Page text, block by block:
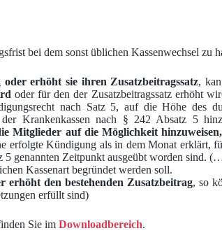
bei dem sonst üblichen Kassenwechsel zu
oder erhöht sie ihren Zusatzbeitragssatz,
oder für den der Zusatzbeitragssatz erhöht
nach Satz 5, auf die Höhe des
Krankenkassen nach § 242 Absatz 5
Mitglieder auf die Möglichkeit
Kündigung als in dem Monat erklärt,
genannten Zeitpunkt ausgeübt worden sind.
Kassenart begründet werden soll.
erhöht den bestehenden Zusatzbeitrag, so
erfüllt sind)
Sie im Downloadbereich.